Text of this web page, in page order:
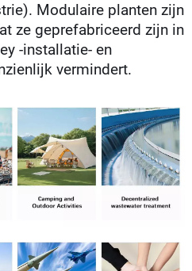
Modulaire planten zijn
ze geprefabriceerd zijn in
-installatie- en
vermindert.